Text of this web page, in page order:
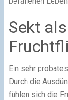
Sekt
Ein sehr
Durch die
fühlen sich die